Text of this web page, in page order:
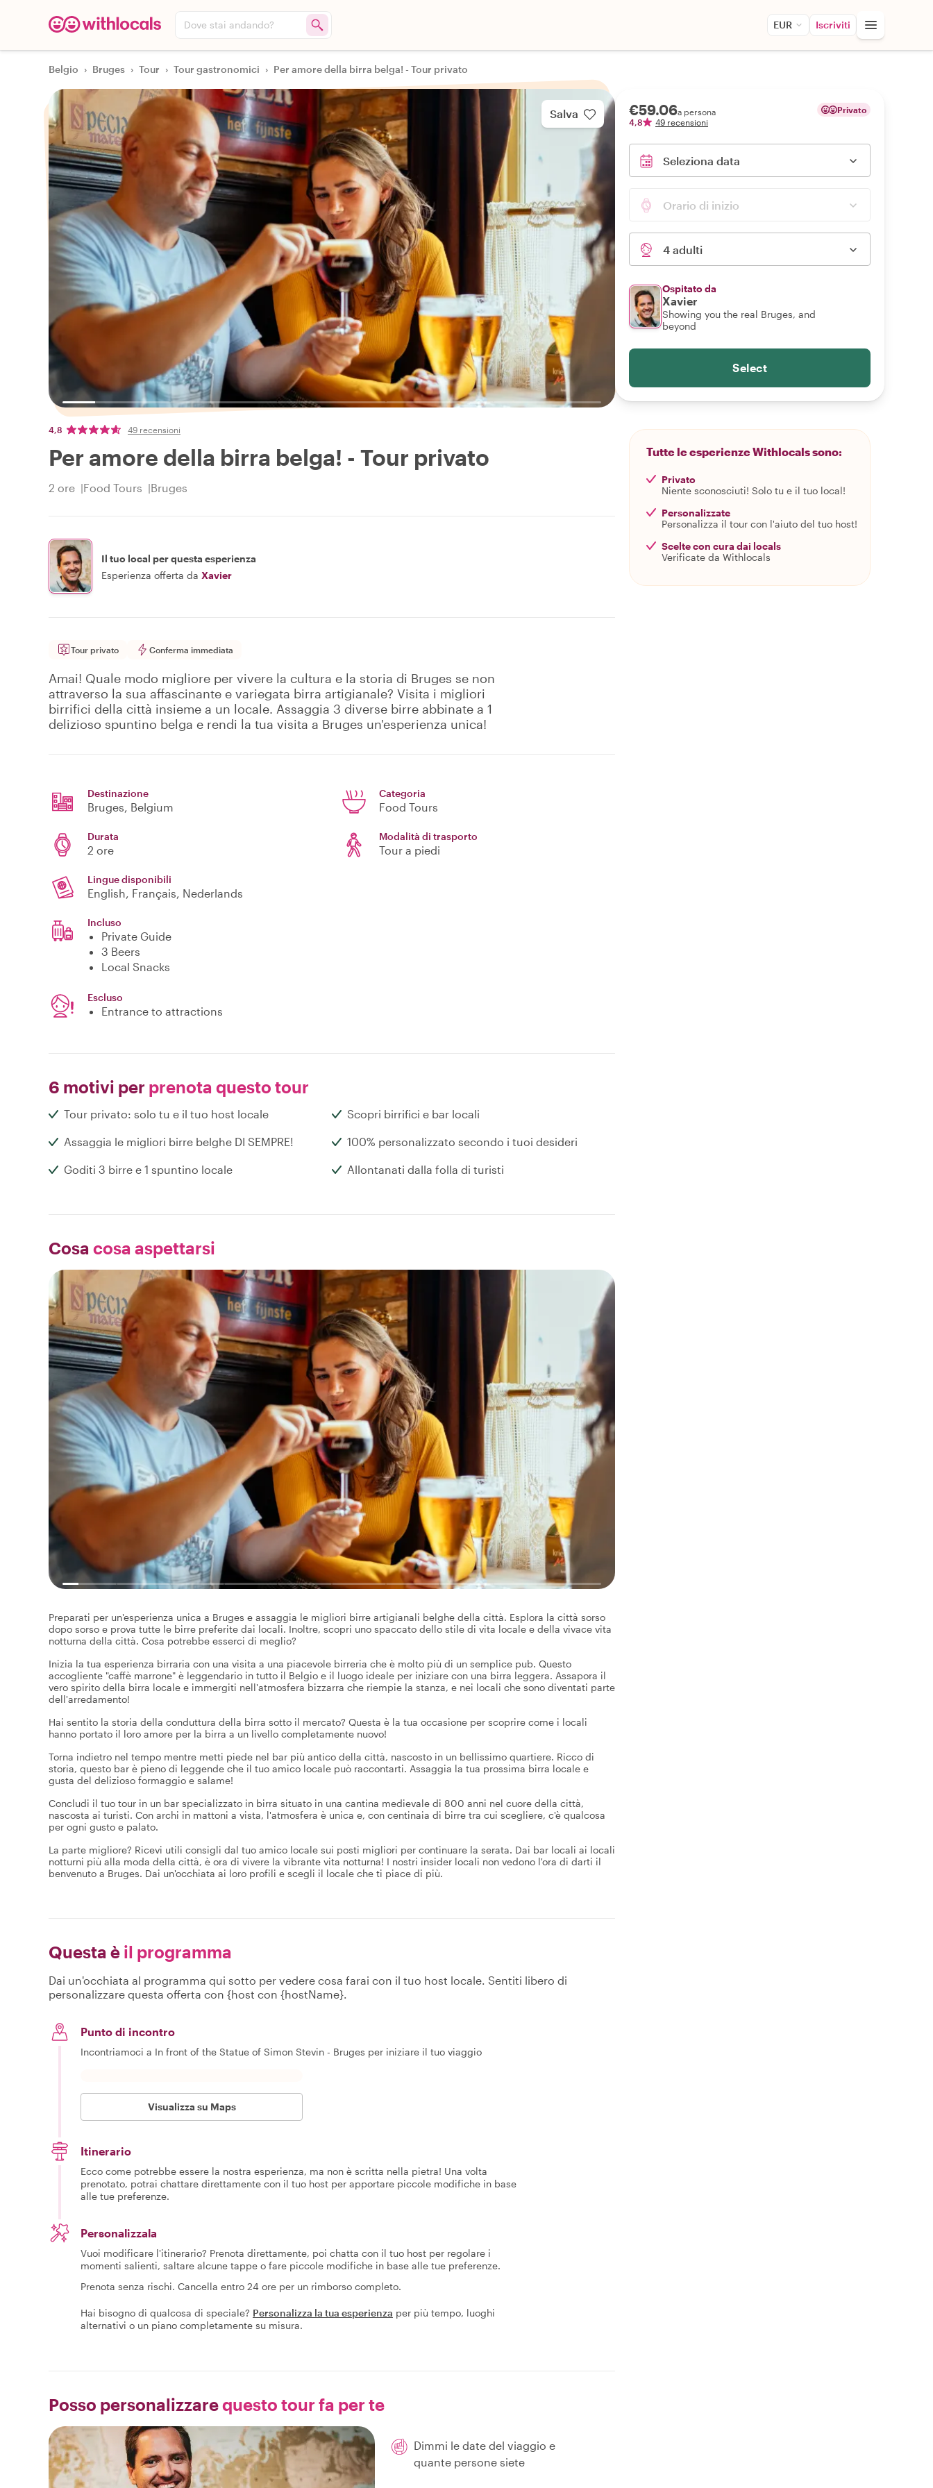
Dove stai andando? EUR Iscriviti
Belgio › Bruges › Tour › Tour gastronomici › Per amore della birra belga! - Tour privato
Salva
4,8 49 recensioni
Per amore della birra belga! - Tour privato
2 ore Food Tours Bruges
Il tuo local per questa esperienza
Esperienza offerta da Xavier
Tour privato Conferma immediata
Amai! Quale modo migliore per vivere la cultura e la storia di Bruges se non
attraverso la sua affascinante e variegata birra artigianale? Visita i migliori
birrifici della città insieme a un locale. Assaggia 3 diverse birre abbinate a 1
delizioso spuntino belga e rendi la tua visita a Bruges un'esperienza unica!
Destinazione
Bruges, Belgium
Categoria
Food Tours
Durata
2 ore
Modalità di trasporto
Tour a piedi
Lingue disponibili
English, Français, Nederlands
Incluso
Private Guide
3 Beers
Local Snacks
Escluso
Entrance to attractions
6 motivi per prenota questo tour
Tour privato: solo tu e il tuo host locale Scopri birrifici e bar locali
Assaggia le migliori birre belghe DI SEMPRE! 100% personalizzato secondo i tuoi desideri
Goditi 3 birre e 1 spuntino locale Allontanati dalla folla di turisti
Cosa cosa aspettarsi
Preparati per un'esperienza unica a Bruges e assaggia le migliori birre artigianali belghe della città. Esplora la città sorso
dopo sorso e prova tutte le birre preferite dai locali. Inoltre, scopri uno spaccato dello stile di vita locale e della vivace vita
notturna della città. Cosa potrebbe esserci di meglio?
Inizia la tua esperienza birraria con una visita a una piacevole birreria che è molto più di un semplice pub. Questo
accogliente "caffè marrone" è leggendario in tutto il Belgio e il luogo ideale per iniziare con una birra leggera. Assapora il
vero spirito della birra locale e immergiti nell'atmosfera bizzarra che riempie la stanza, e nei locali che sono diventati parte
dell'arredamento!
Hai sentito la storia della conduttura della birra sotto il mercato? Questa è la tua occasione per scoprire come i locali
hanno portato il loro amore per la birra a un livello completamente nuovo!
Torna indietro nel tempo mentre metti piede nel bar più antico della città, nascosto in un bellissimo quartiere. Ricco di
storia, questo bar è pieno di leggende che il tuo amico locale può raccontarti. Assaggia la tua prossima birra locale e
gusta del delizioso formaggio e salame!
Concludi il tuo tour in un bar specializzato in birra situato in una cantina medievale di 800 anni nel cuore della città,
nascosta ai turisti. Con archi in mattoni a vista, l'atmosfera è unica e, con centinaia di birre tra cui scegliere, c'è qualcosa
per ogni gusto e palato.
La parte migliore? Ricevi utili consigli dal tuo amico locale sui posti migliori per continuare la serata. Dai bar locali ai locali
notturni più alla moda della città, è ora di vivere la vibrante vita notturna! I nostri insider locali non vedono l'ora di darti il
benvenuto a Bruges. Dai un'occhiata ai loro profili e scegli il locale che ti piace di più.
Questa è il programma
Dai un'occhiata al programma qui sotto per vedere cosa farai con il tuo host locale. Sentiti libero di
personalizzare questa offerta con {host con {hostName}.
Punto di incontro
Incontriamoci a In front of the Statue of Simon Stevin - Bruges per iniziare il tuo viaggio
Visualizza su Maps
Itinerario
Ecco come potrebbe essere la nostra esperienza, ma non è scritta nella pietra! Una volta
prenotato, potrai chattare direttamente con il tuo host per apportare piccole modifiche in base
alle tue preferenze.
Personalizzala
Vuoi modificare l'itinerario? Prenota direttamente, poi chatta con il tuo host per regolare i
momenti salienti, saltare alcune tappe o fare piccole modifiche in base alle tue preferenze.
Prenota senza rischi. Cancella entro 24 ore per un rimborso completo.
Hai bisogno di qualcosa di speciale? Personalizza la tua esperienza per più tempo, luoghi
alternativi o un piano completamente su misura.
Posso personalizzarequesto tour fa per te
Dimmi le date del viaggio e
quante persone siete
€59.06a persona
4,8
49 recensioni
Privato
Seleziona data
Orario di inizio
4 adulti
Ospitato da
Xavier
Showing you the real Bruges, and
beyond
Select
Tutte le esperienze Withlocals sono:
Privato
Niente sconosciuti! Solo tu e il tuo local!
Personalizzate
Personalizza il tour con l'aiuto del tuo host!
Scelte con cura dai locals
Verificate da Withlocals